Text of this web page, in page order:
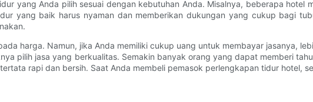
yang Anda pilih sesuai dengan kebutuhan Anda. Misalnya, beberapa hotel
yang baik harus nyaman dan memberikan dukungan yang cukup bagi
harga. Namun, jika Anda memiliki cukup uang untuk membayar jasanya,
pilih jasa yang berkualitas. Semakin banyak orang yang dapat memberi
rapi dan bersih. Saat Anda membeli pemasok perlengkapan tidur hotel,